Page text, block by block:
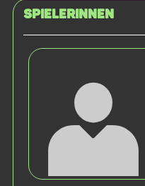
SPIELERINNEN